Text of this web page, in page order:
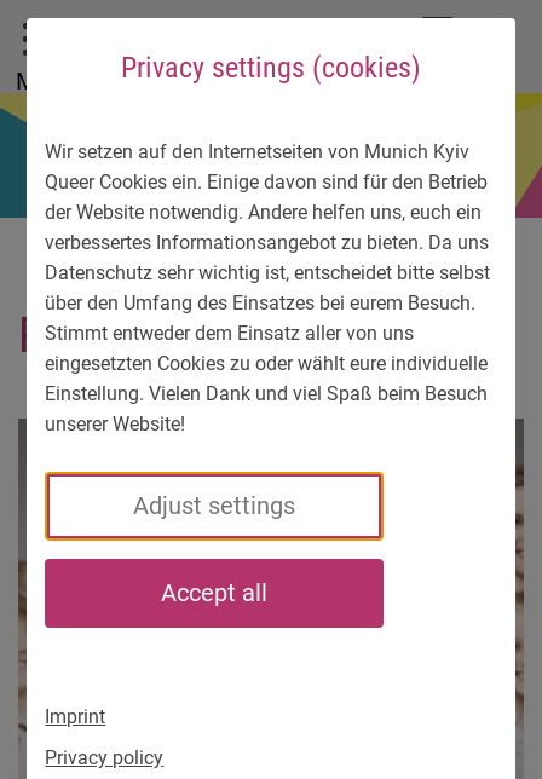
Privacy settings (cookies)
Wir setzen auf den Internetseiten von Munich Kyiv
Queer Cookies ein. Einige davon sind für den Betrieb
der Website notwendig. Andere helfen uns, euch ein
verbessertes Informationsangebot zu bieten. Da uns
Datenschutz sehr wichtig ist, entscheidet bitte selbst
über den Umfang des Einsatzes bei eurem Besuch.
Stimmt entweder dem Einsatz aller von uns
eingesetzten Cookies zu oder wählt eure individuelle
Einstellung. Vielen Dank und viel Spaß beim Besuch
unserer Website!
Adjust settings
Accept all
Imprint
Privacy policy
To main menu
To language menu
To search
To content
To service information
Menu
Rechts-Radikal